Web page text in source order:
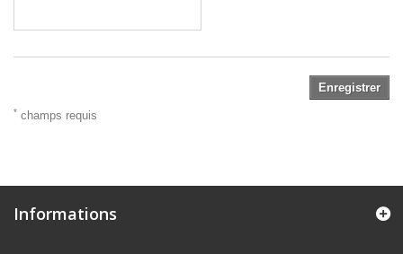
Enregistrer
* champs requis
Informations